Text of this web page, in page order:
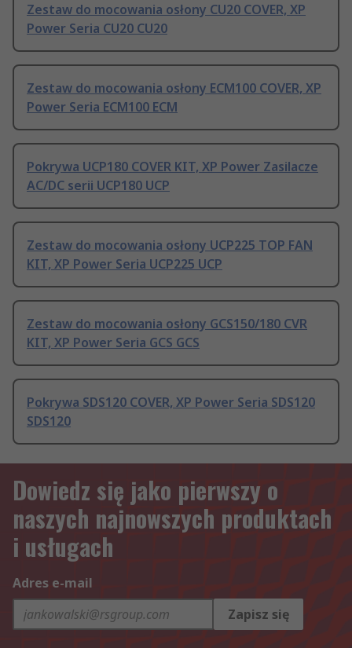
Zestaw do mocowania osłony CU20 COVER, XP
Power Seria CU20 CU20
Zestaw do mocowania osłony ECM100 COVER, XP
Power Seria ECM100 ECM
Pokrywa UCP180 COVER KIT, XP Power Zasilacze
AC/DC serii UCP180 UCP
Zestaw do mocowania osłony UCP225 TOP FAN
KIT, XP Power Seria UCP225 UCP
Zestaw do mocowania osłony GCS150/180 CVR
KIT, XP Power Seria GCS GCS
Pokrywa SDS120 COVER, XP Power Seria SDS120
SDS120
Dowiedz się jako pierwszy o
naszych najnowszych produktach
i usługach
Adres e-mail
Zapisz się